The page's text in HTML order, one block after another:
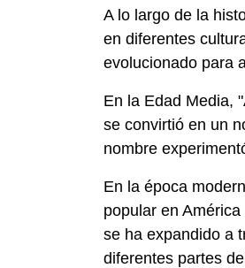
A lo largo de la
en diferentes
evolucionado para
En la Edad Media,
se convirtió en un
nombre
En la época
popular en
se ha expandido a
diferentes partes